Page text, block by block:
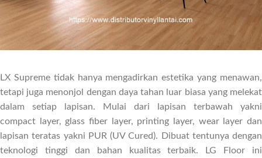
LX Supreme tidak hanya mengadirkan estetika yang menawan,
tetapi juga menonjol dengan daya tahan luar biasa yang melekat
dalam setiap lapisan. Mulai dari lapisan terbawah yakni
compact layer, glass fiber layer, printing layer, wear layer dan
lapisan teratas yakni PUR (UV Cured). Dibuat tentunya dengan
teknologi tinggi dan bahan kualitas terbaik. LG Floor ini